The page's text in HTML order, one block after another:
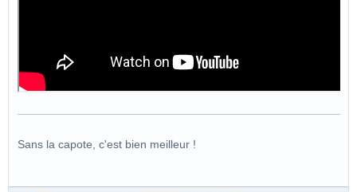
Sans la capote, c'est bien meilleur !